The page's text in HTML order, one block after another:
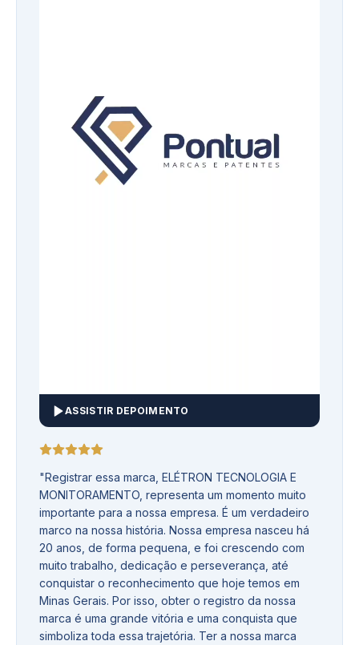
ASSISTIR DEPOIMENTO
"Registrar essa marca, ELÉTRON TECNOLOGIA E
MONITORAMENTO, representa um momento muito
importante para a nossa empresa. É um verdadeiro
marco na nossa história. Nossa empresa nasceu há
20 anos, de forma pequena, e foi crescendo com
muito trabalho, dedicação e perseverança, até
conquistar o reconhecimento que hoje temos em
Minas Gerais. Por isso, obter o registro da nossa
marca é uma grande vitória e uma conquista que
simboliza toda essa trajetória. Ter a nossa marca